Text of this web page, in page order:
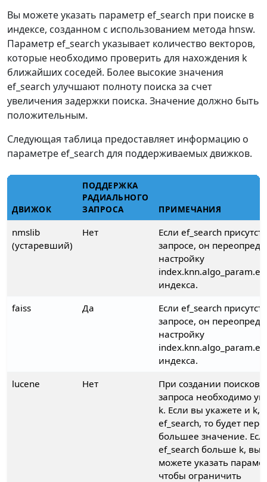
Вы можете указать параметр ef_search при поиске в
индексе, созданном с использованием метода hnsw.
Параметр ef_search указывает количество векторов,
которые необходимо проверить для нахождения k
ближайших соседей. Более высокие значения
ef_search улучшают полноту поиска за счет
увеличения задержки поиска. Значение должно быть
положительным.
Следующая таблица предоставляет информацию о
параметре ef_search для поддерживаемых движков.
ДВИЖОК
ПОДДЕРЖКА
РАДИАЛЬНОГО
ЗАПРОСА
ПРИМЕЧАНИЯ
nmslib
(устаревший)
Нет
Если ef_search
запросе, он
настройку
индекса.
faiss
Да
Если ef_search
запросе, он
настройку
индекса.
lucene
Нет
При создании
запроса необходимо
k. Если вы укажете и k,
ef_search, то будет
большее значение.
ef_search больше k, вы
можете указать
чтобы ограничить